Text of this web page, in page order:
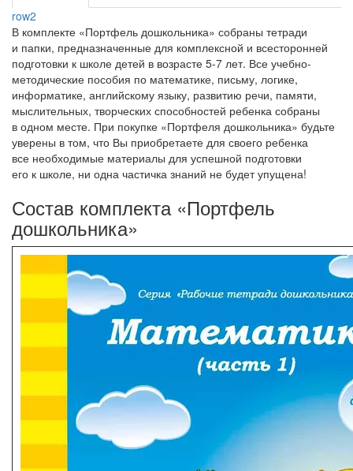
row2
В комплекте «Портфель дошкольника» собраны тетради
и папки, предназначенные для комплексной и всесторонней
подготовки к школе детей в возрасте 5-7 лет. Все учебно-
методические пособия по математике, письму, логике,
информатике, английскому языку, развитию речи, памяти,
мыслительных, творческих способностей ребенка собраны
в одном месте. При покупке «Портфеля дошкольника» будьте
уверены в том, что Вы приобретаете для своего ребенка
все необходимые материалы для успешной подготовки
его к школе, ни одна частичка знаний не будет упущена!
Состав комплекта «Портфель
дошкольника»